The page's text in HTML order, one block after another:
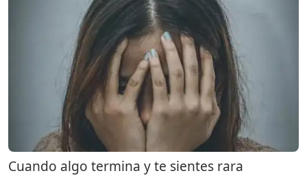
Cuando algo termina y te sientes rara